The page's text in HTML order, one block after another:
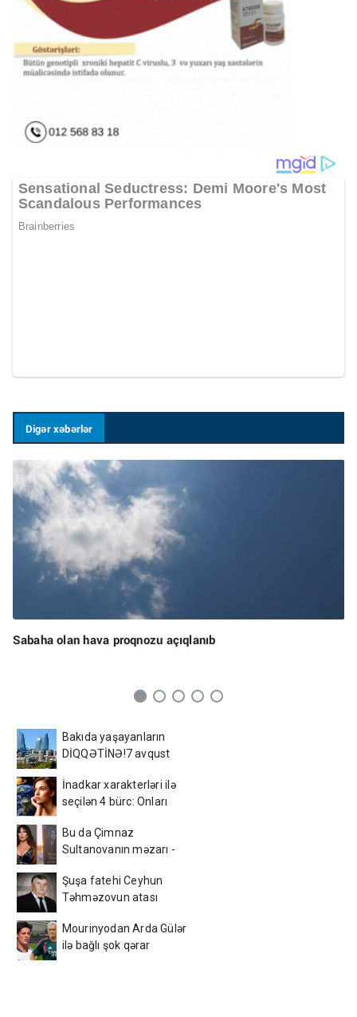
Digər xəbərlər
Sabaha olan hava proqnozu açıqlanıb
Bakıda yaşayanların
DİQQƏTİNƏ!7 avqust
etibarən...
İnadkar xarakterləri ilə
seçilən 4 bürc: Onları
çətindir
Bu da Çimnaz
Sultanovanın məzarı -
Şuşa fatehi Ceyhun
Təhməzovun atası
Mourinyodan Arda Gülər
ilə bağlı şok qərar